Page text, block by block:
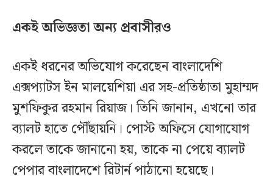
একই অভিজ্ঞতা অন্য প্রবাসীরও
একই ধরনের অভিযোগ করেছেন বাংলাদেশি
এক্সপ্যাটস ইন মালয়েশিয়া এর সহ-প্রতিষ্ঠাতা মুহাম্মদ
মুশফিকুর রহমান রিয়াজ। তিনি জানান, এখনো তার
ব্যালট হাতে পৌঁছায়নি। পোস্ট অফিসে যোগাযোগ
করলে তাকে জানানো হয়, তাকে না পেয়ে ব্যালট
পেপার বাংলাদেশে রিটার্ন পাঠানো হয়েছে।